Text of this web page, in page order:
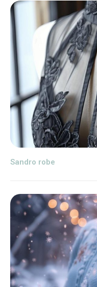
Sandro robe